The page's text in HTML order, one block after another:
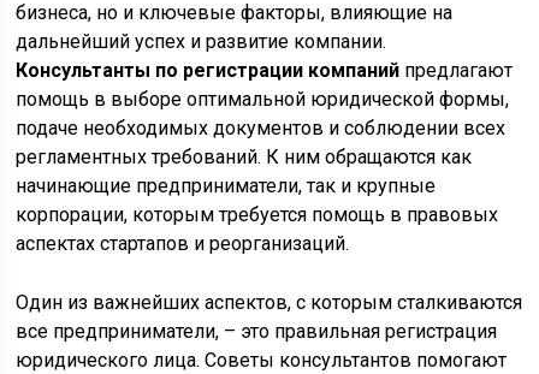
бизнеса, но и ключевые факторы, влияющие на
дальнейший успех и развитие компании.
Консультанты по регистрации компаний предлагают
помощь в выборе оптимальной юридической формы,
подаче необходимых документов и соблюдении всех
регламентных требований. К ним обращаются как
начинающие предприниматели, так и крупные
корпорации, которым требуется помощь в правовых
аспектах стартапов и реорганизаций.
Один из важнейших аспектов, с которым сталкиваются
все предприниматели, – это правильная регистрация
юридического лица. Советы консультантов помогают